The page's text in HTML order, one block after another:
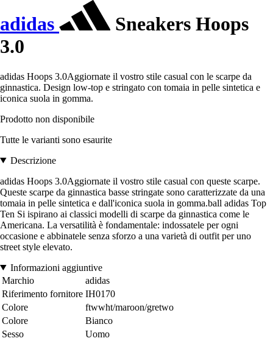
adidas
Sneakers Hoops
3.0
adidas Hoops 3.0Aggiornate il vostro stile casual con le scarpe da
ginnastica. Design low-top e stringato con tomaia in pelle sintetica e
iconica suola in gomma.
Prodotto non disponibile
Tutte le varianti sono esaurite
Descrizione
adidas Hoops 3.0Aggiornate il vostro stile casual con queste scarpe.
Queste scarpe da ginnastica basse stringate sono caratterizzate da una
tomaia in pelle sintetica e dall'iconica suola in gomma.ball adidas Top
Ten Si ispirano ai classici modelli di scarpe da ginnastica come le
Americana. La versatilità è fondamentale: indossatele per ogni
occasione e abbinatele senza sforzo a una varietà di outfit per uno
street style elevato.
Informazioni aggiuntive
Marchio
adidas
Riferimento fornitore IH0170
Colore
ftwwht/maroon/gretwo
Colore
Bianco
Sesso
Uomo